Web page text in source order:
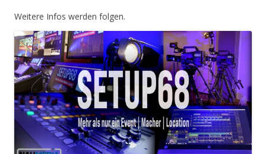
Weitere Infos werden folgen.